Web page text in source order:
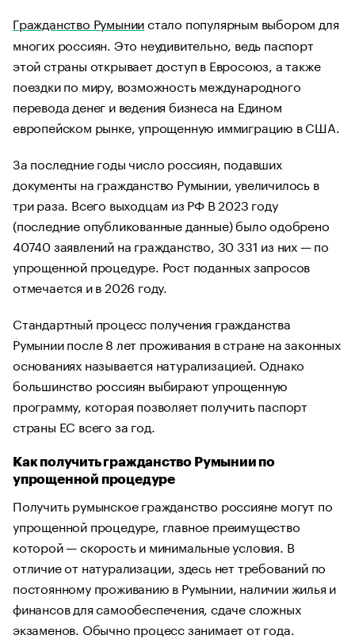
Гражданство Румыниистало популярным выбором для
многих россиян. Это неудивительно, ведь паспорт
этой страны открывает доступ в Евросоюз, а также
поездки по миру, возможность международного
перевода денег и ведения бизнеса на Едином
европейском рынке, упрощенную иммиграцию в США.
За последние годы число россиян, подавших
документы на гражданство Румынии, увеличилось в
три раза. Всего выходцам из РФ В 2023 году
(последние опубликованные данные) было одобрено
40740 заявлений на гражданство, 30 331 из них — по
упрощенной процедуре. Рост поданных запросов
отмечается и в 2026 году.
Стандартный процесс получения гражданства
Румынии после 8 лет проживания в стране на законных
основаниях называется натурализацией. Однако
большинство россиян выбирают упрощенную
программу, которая позволяет получить паспорт
страны ЕС всего за год.
Как получить гражданство Румынии по
упрощенной процедуре
Получить румынское гражданство россияне могут по
упрощенной процедуре, главное преимущество
которой — скорость и минимальные условия. В
отличие от натурализации, здесь нет требований по
постоянному проживанию в Румынии, наличии жилья и
финансов для самообеспечения, сдаче сложных
экзаменов. Обычно процесс занимает от года.